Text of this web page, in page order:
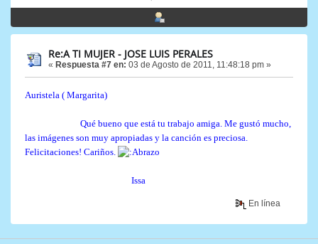
Re:A TI MUJER - JOSE LUIS PERALES
« Respuesta #7 en: 03 de Agosto de 2011, 11:48:18 pm »
Auristela ( Margarita)
Qué bueno que está tu trabajo amiga. Me gustó mucho,
las imágenes son muy apropiadas y la canción es preciosa.
Felicitaciones! Cariños.
Issa
En línea